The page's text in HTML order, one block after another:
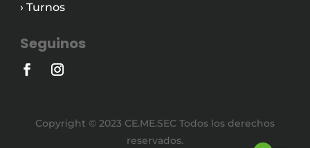
› Turnos
Seguinos
Copyright © 2023 CE.ME.SEC Todos los derechos
reservados.